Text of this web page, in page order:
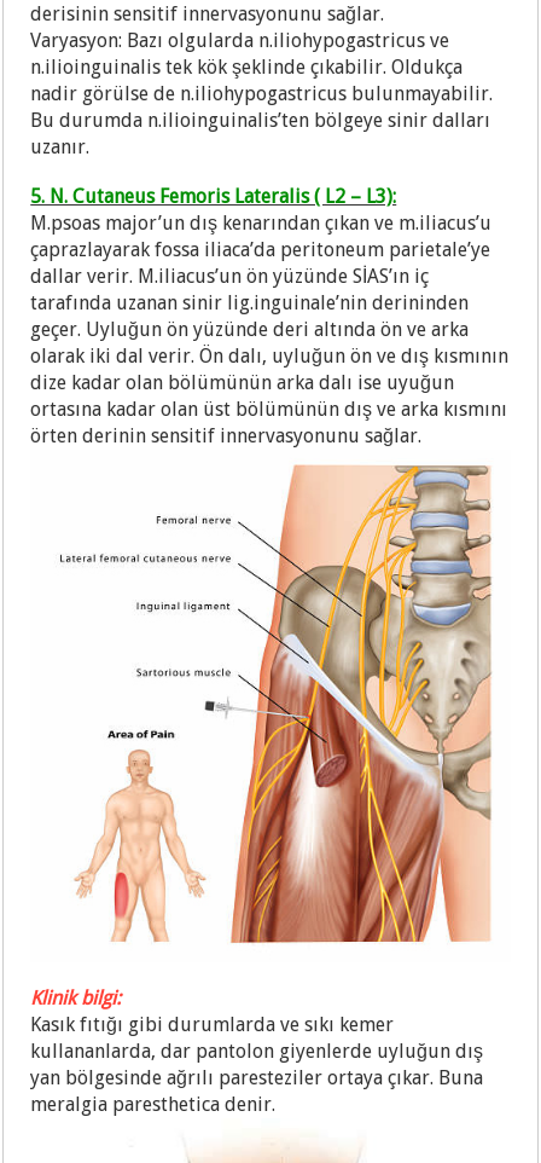
derisinin sensitif innervasyonunu sağlar.
Varyasyon: Bazı olgularda n.iliohypogastricus ve
n.ilioinguinalis tek kök şeklinde çıkabilir. Oldukça
nadir görülse de n.iliohypogastricus bulunmayabilir.
Bu durumda n.ilioinguinalis’ten bölgeye sinir dalları
uzanır.
5. N. Cutaneus Femoris Lateralis ( L2 – L3):
M.psoas major’un dış kenarından çıkan ve m.iliacus’u
çaprazlayarak fossa iliaca’da peritoneum parietale’ye
dallar verir. M.iliacus’un ön yüzünde SİAS’ın iç
tarafında uzanan sinir lig.inguinale’nin derininden
geçer. Uyluğun ön yüzünde deri altında ön ve arka
olarak iki dal verir. Ön dalı, uyluğun ön ve dış kısmının
dize kadar olan bölümünün arka dalı ise uyuğun
ortasına kadar olan üst bölümünün dış ve arka kısmını
örten derinin sensitif innervasyonunu sağlar.
Klinik bilgi:
Kasık fıtığı gibi durumlarda ve sıkı kemer
kullananlarda, dar pantolon giyenlerde uyluğun dış
yan bölgesinde ağrılı paresteziler ortaya çıkar. Buna
meralgia paresthetica denir.